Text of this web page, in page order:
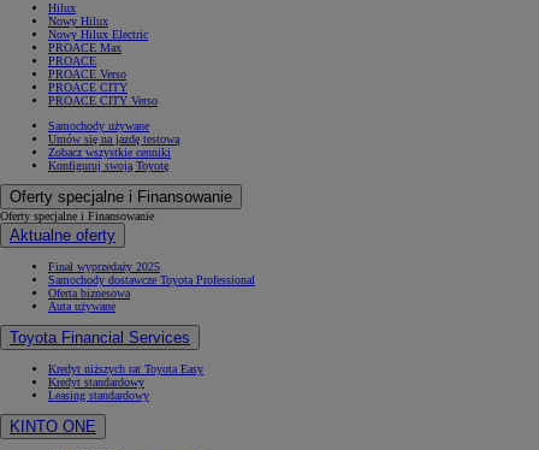
Hilux
Nowy Hilux
Nowy Hilux Electric
PROACE Max
PROACE
PROACE Verso
PROACE CITY
PROACE CITY Verso
Samochody używane
Umów się na jazdę testową
Zobacz wszystkie cenniki
Konfiguruj swoją Toyotę
Oferty specjalne i Finansowanie
Oferty specjalne i Finansowanie
Aktualne oferty
Finał wyprzedaży 2025
Samochody dostawcze Toyota Professional
Oferta biznesowa
Auta używane
Toyota Financial Services
Kredyt niższych rat Toyota Easy
Kredyt standardowy
Leasing standardowy
KINTO ONE